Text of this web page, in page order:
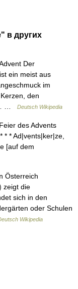
в других
Der
ein meist aus
im
den
…
Deutsch Wikipedia
des Advents
* * Ad|vẹnts|ker|ze,
[auf dem
Österreich
zeigt die
sich in den
oder Schulen
Wikipedia